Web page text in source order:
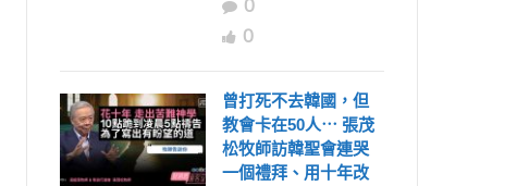
0
0
曾打死不去韓國，但
教會卡在50人⋯ 張茂
松牧師訪韓聖會連哭
一個禮拜、用十年改